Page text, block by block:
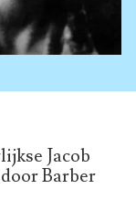
Jacob
Barber